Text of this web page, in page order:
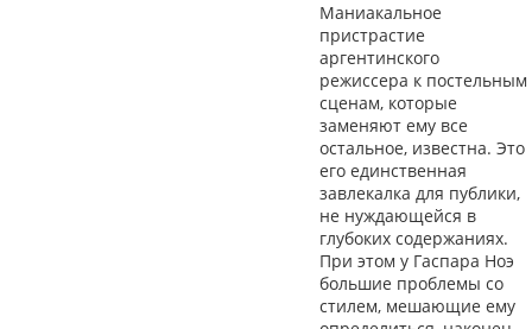
Маниакальное
пристрастие
аргентинского
режиссера к постельным
сценам, которые
заменяют ему все
остальное, известна. Это
его единственная
завлекалка для публики,
не нуждающейся в
глубоких содержаниях.
При этом у Гаспара Ноэ
большие проблемы со
стилем, мешающие ему